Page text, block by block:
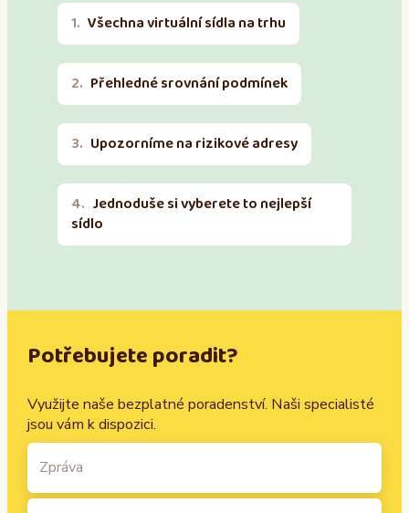
Všechna virtuální sídla na trhu
Přehledné srovnání podmínek
Upozorníme na rizikové adresy
Jednoduše si vyberete to nejlepší
sídlo
Potřebujete poradit?
Využijte naše bezplatné poradenství. Naši specialisté
jsou vám k dispozici.